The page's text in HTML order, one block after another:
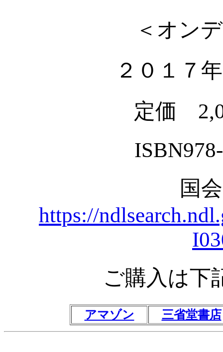
＜オン
２０１７
定価
国
https://
ご購入は下
アマゾン 三省堂書店